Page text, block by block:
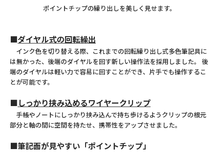
ポイントチップの繰り出しを美しく見せます。
■ダイヤル式の回転繰出
インク色を切り替える際、これまでの回転繰り出し式多色筆記具に
は無かった、後端のダイヤルを回す新しい操作法を採用しました。 後
端のダイヤルは軽い力で容易に回すことができ、片手でも操作するこ
とが可能です。
■しっかり挟み込めるワイヤークリップ
手帳やノートにしっかり挟み込んで持ち歩けるようクリップの根元
部分と軸の間に空間を持たせ、携帯性をアップさせました。
■筆記面が見やすい「ポイントチップ」